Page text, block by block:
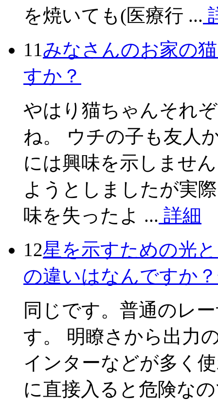
を焼いても(医療行 ...
11みなさんのお家の
すか？
やはり猫ちゃんそれ
ね。 ウチの子も友人
には興味を示しませ
ようとしましたが実
味を失ったよ ... 詳細
12星を示すための光
の違いはなんですか
同じです。普通のレ
す。 明瞭さから出力
インターなどが多く
に直接入ると危険な